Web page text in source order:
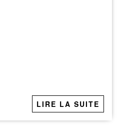
LIRE LA SUITE